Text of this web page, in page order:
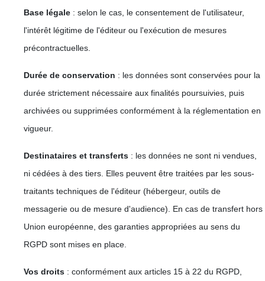
Base légale : selon le cas, le consentement de l'utilisateur,
l'intérêt légitime de l'éditeur ou l'exécution de mesures
précontractuelles.
Durée de conservation : les données sont conservées pour la
durée strictement nécessaire aux finalités poursuivies, puis
archivées ou supprimées conformément à la réglementation en
vigueur.
Destinataires et transferts : les données ne sont ni vendues,
ni cédées à des tiers. Elles peuvent être traitées par les sous-
traitants techniques de l'éditeur (hébergeur, outils de
messagerie ou de mesure d'audience). En cas de transfert hors
Union européenne, des garanties appropriées au sens du
RGPD sont mises en place.
Vos droits : conformément aux articles 15 à 22 du RGPD,